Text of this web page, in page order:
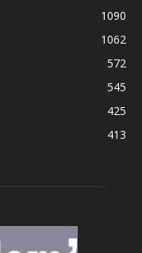
1090
1062
572
545
425
413